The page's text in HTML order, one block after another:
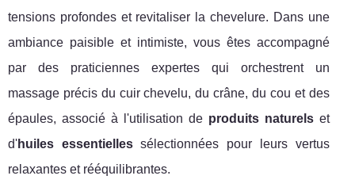
tensions profondes et revitaliser la chevelure. Dans une
ambiance paisible et intimiste, vous êtes accompagné
par des praticiennes expertes qui orchestrent un
massage précis du cuir chevelu, du crâne, du cou et des
épaules, associé à l'utilisation de produits naturelset
d'huiles essentiellessélectionnées pour leurs vertus
relaxantes et rééquilibrantes.